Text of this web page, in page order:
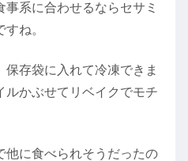
系に合わせるならセサミ
ね。
存袋に入れて冷凍できま
かぶせてリベイクでモチ
他に食べられそうだったの